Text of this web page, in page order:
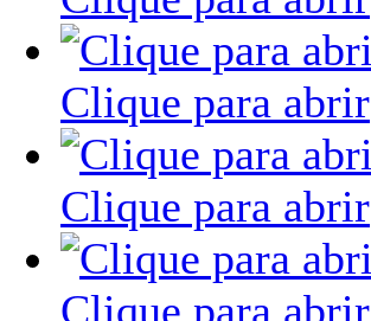
Clique para abrir
Clique para abrir
Clique para abrir